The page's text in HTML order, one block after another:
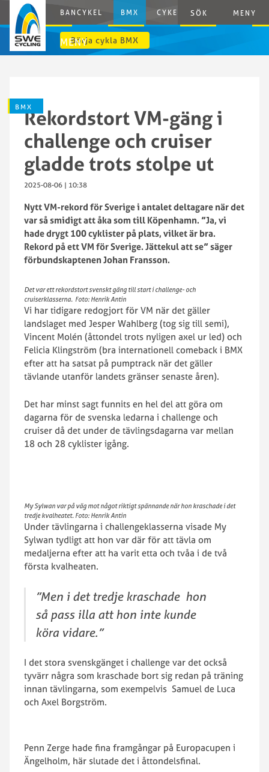
BANCYKEL BMX CYKELCROSS E-CYCLING
SÖK MENY
MENY
Börja cykla BMX
BMXRekordstort VM-gäng i
challenge och cruiser
gladde trots stolpe ut
2025-08-06 | 10:38
Nytt VM-rekord för Sverige i antalet deltagare när det
var så smidigt att åka som till Köpenhamn. ”Ja, vi
hade drygt 100 cyklister på plats, vilket är bra.
Rekord på ett VM för Sverige. Jättekul att se” säger
förbundskaptenen Johan Fransson.
Det var ett rekordstort svenskt gäng till start i challenge- och
cruiserklasserna. Foto: Henrik Antin
Vi har tidigare redogjort för VM när det gäller
landslaget med Jesper Wahlberg (tog sig till semi),
Vincent Molén (åttondel trots nyligen axel ur led) och
Felicia Klingström (bra internationell comeback i BMX
efter att ha satsat på pumptrack när det gäller
tävlande utanför landets gränser senaste åren).
Det har minst sagt funnits en hel del att göra om
dagarna för de svenska ledarna i challenge och
cruiser då det under de tävlingsdagarna var mellan
18 och 28 cyklister igång.
My Sylwan var på väg mot något riktigt spännande när hon kraschade i det
tredje kvalheatet. Foto: Henrik Antin
Under tävlingarna i challengeklasserna visade My
Sylwan tydligt att hon var där för att tävla om
medaljerna efter att ha varit etta och tvåa i de två
första kvalheaten.
”Men i det tredje kraschade hon
så pass illa att hon inte kunde
köra vidare.”
I det stora svenskgänget i challenge var det också
tyvärr några som kraschade bort sig redan på träning
innan tävlingarna, som exempelvis Samuel de Luca
och Axel Borgström.
Penn Zerge hade fina framgångar på Europacupen i
Ängelholm, här slutade det i åttondelsfinal.